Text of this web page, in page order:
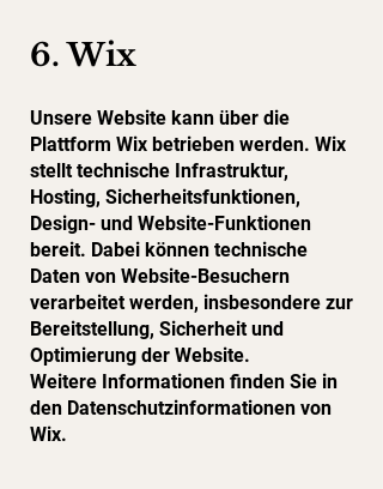
6. Wix
Unsere Website kann über die
Plattform Wix betrieben werden. Wix
stellt technische Infrastruktur,
Hosting, Sicherheitsfunktionen,
Design- und Website-Funktionen
bereit. Dabei können technische
Daten von Website-Besuchern
verarbeitet werden, insbesondere zur
Bereitstellung, Sicherheit und
Optimierung der Website.
Weitere Informationen finden Sie in
den Datenschutzinformationen von
Wix.